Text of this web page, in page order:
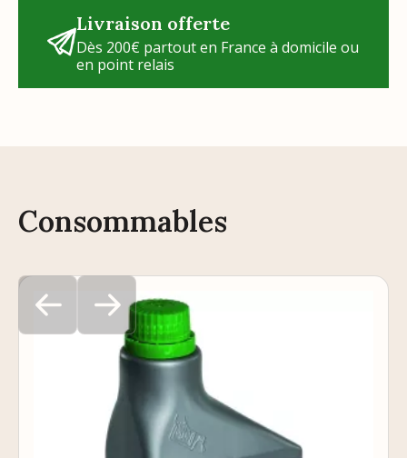
Livraison offerte
Dès 200€ partout en France à domicile ou
en point relais
Consommables